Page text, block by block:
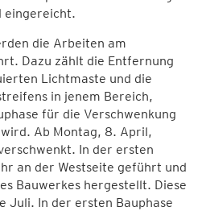
eingereicht.
die Arbeiten am
Dazu zählt die Entfernung
Lichtmaste und die
in jenem Bereich,
für die Verschwenkung
Ab Montag, 8. April,
In der ersten
an der Westseite geführt und
Bauwerkes hergestellt. Diese
Juli. In der ersten Bauphase